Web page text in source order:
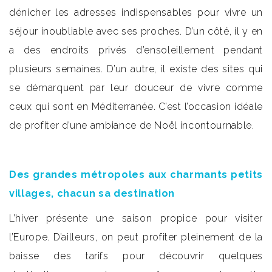
dénicher les adresses indispensables pour vivre un
séjour inoubliable avec ses proches. D’un côté, il y en
a des endroits privés d’ensoleillement pendant
plusieurs semaines. D’un autre, il existe des sites qui
se démarquent par leur douceur de vivre comme
ceux qui sont en Méditerranée. C’est l’occasion idéale
de profiter d’une ambiance de Noël incontournable.
Des grandes métropoles aux charmants petits
villages, chacun sa destination
L’hiver présente une saison propice pour visiter
l’Europe. D’ailleurs, on peut profiter pleinement de la
baisse des tarifs pour découvrir quelques